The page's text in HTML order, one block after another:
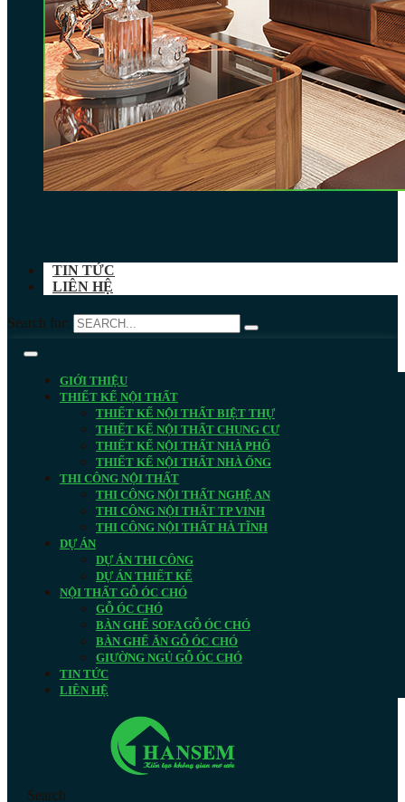
TIN TỨC
LIÊN HỆ
Search for:
GIỚI THIỆU
THIẾT KẾ NỘI THẤT
THIẾT KẾ NỘI THẤT BIỆT THỰ
THIẾT KẾ NỘI THẤT CHUNG CƯ
THIẾT KẾ NỘI THẤT NHÀ PHỐ
THIẾT KẾ NỘI THẤT NHÀ ỐNG
THI CÔNG NỘI THẤT
THI CÔNG NỘI THẤT NGHỆ AN
THI CÔNG NỘI THẤT TP VINH
THI CÔNG NỘI THẤT HÀ TĨNH
DỰ ÁN
DỰ ÁN THI CÔNG
DỰ ÁN THIẾT KẾ
NỘI THẤT GỖ ÓC CHÓ
GỖ ÓC CHÓ
BÀN GHẾ SOFA GỖ ÓC CHÓ
BÀN GHẾ ĂN GỖ ÓC CHÓ
GIƯỜNG NGỦ GỖ ÓC CHÓ
TIN TỨC
LIÊN HỆ
Search